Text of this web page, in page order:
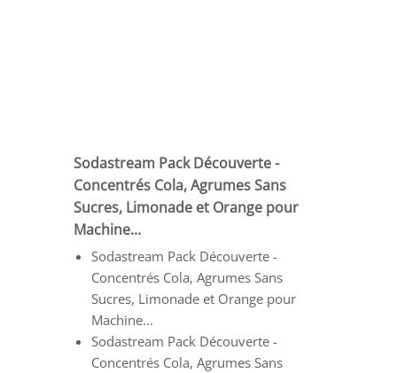
Sodastream Pack Découverte -
Concentrés Cola, Agrumes Sans
Sucres, Limonade et Orange pour
Machine...
Sodastream Pack Découverte -
Concentrés Cola, Agrumes Sans
Sucres, Limonade et Orange pour
Machine...
Sodastream Pack Découverte -
Concentrés Cola, Agrumes Sans